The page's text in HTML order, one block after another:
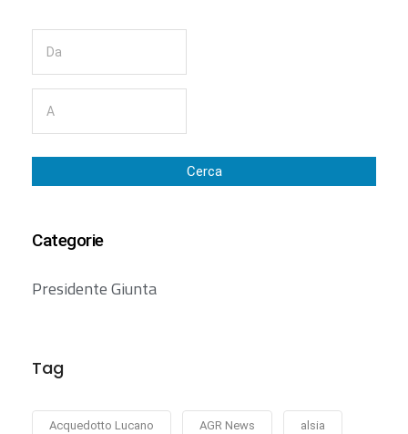
Cerca
Categorie
Presidente Giunta
Tag
Acquedotto Lucano AGR News alsia